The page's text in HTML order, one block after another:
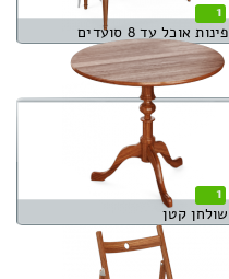
1
פינות אוכל עד 8 סועדים
1
שולחן קטן